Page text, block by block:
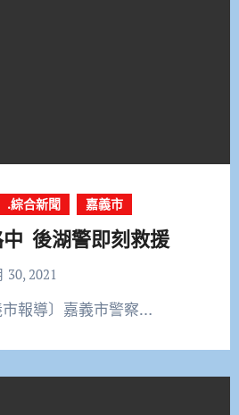
.綜合新聞 嘉義市
後湖警即刻救援
30, 2021
義市報導〕嘉義市警察…